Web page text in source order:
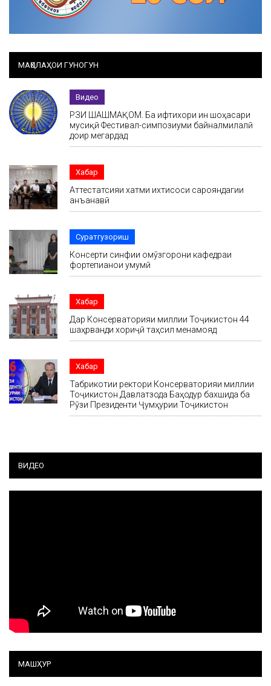
МАҚОЛАҲОИ ГУНОГУН
Видео
РӮЗИ ШАШМАҚОМ. Ба ифтихори ин шоҳасари
мусиқӣ Фестивал-симпозиуми байналмилалӣ
доир мегардад
Хабар
Аттестатсияи хатми ихтисоси сарояндагии
анъанавӣ
Суратгузориш
Консерти синфии омӯзгорони кафедраи
фортепианои умумӣ
Хабар
Дар Консерваторияи миллии Тоҷикистон 44
шаҳрванди хориҷӣ таҳсил менамояд
Хабар
Табрикотии ректори Консерваторияи миллии
Тоҷикистон Давлатзода Баҳодур бахшида ба
Рӯзи Президенти Ҷумҳурии Тоҷикистон
ВИДЕО
МАШҲУР